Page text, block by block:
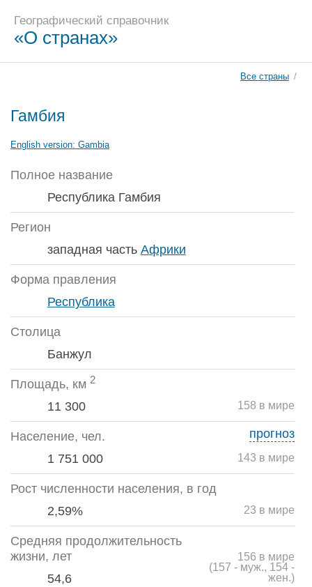
Географический справочник
«О странах»
Все страны /
Гамбия
English version: Gambia
Полное название
Республика Гамбия
Регион
западная часть Африки
Форма правления
Республика
Столица
Банжул
Площадь, км 2
158 в мире
11 300
Население, чел.
143 в мире
1 751 000
прогноз
Рост численности населения, в год
23 в мире
2,59%
Средняя продолжительность
жизни, лет
54,6
156 в мире
(157 - муж., 154 -
жен.)